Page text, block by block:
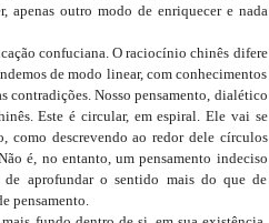
apenas outro modo de enriquecer e nada
confuciana. O raciocínio chinês difere
de modo linear, com conhecimentos
contradições. Nosso pensamento, dialético
Este é circular, em espiral. Ele vai se
como descrevendo ao redor dele círculos
é, no entanto, um pensamento indeciso
aprofundar o sentido mais do que de
pensamento.